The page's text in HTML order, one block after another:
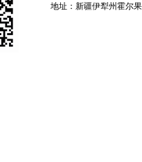
地址：新疆伊犁州霍